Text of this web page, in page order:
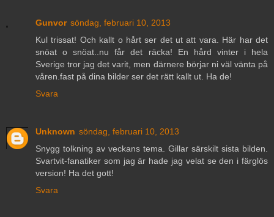
Gunvor söndag, februari 10, 2013
Kul trissat! Och kallt o hårt ser det ut att vara. Här har det
snöat o snöat..nu får det räcka! En hård vinter i hela
Sverige tror jag det varit, men därnere börjar ni väl vänta på
våren.fast på dina bilder ser det rätt kallt ut. Ha de!
Svara
Unknown söndag, februari 10, 2013
Snygg tolkning av veckans tema. Gillar särskilt sista bilden.
Svartvit-fanatiker som jag är hade jag velat se den i färglös
version! Ha det gott!
Svara